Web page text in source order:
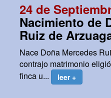
24 de
Nacimiento de
Ruiz de
Nace Doña Mercedes
contrajo matrimonio
finca u...
leer +